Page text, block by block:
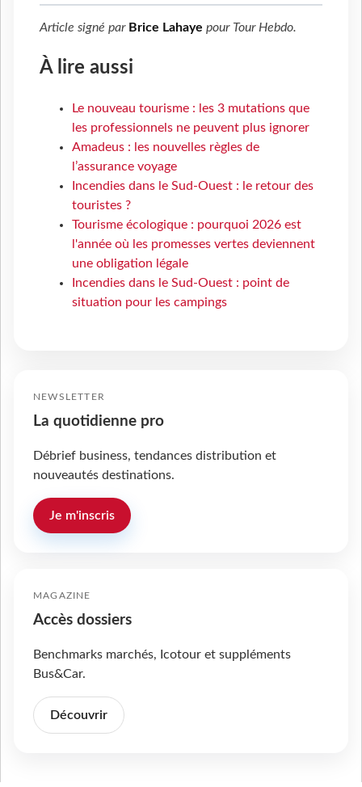
Article signé par Brice Lahaye pour Tour Hebdo.
À lire aussi
Le nouveau tourisme : les 3 mutations que
les professionnels ne peuvent plus ignorer
Amadeus : les nouvelles règles de
l’assurance voyage
Incendies dans le Sud-Ouest : le retour des
touristes ?
Tourisme écologique : pourquoi 2026 est
l'année où les promesses vertes deviennent
une obligation légale
Incendies dans le Sud-Ouest : point de
situation pour les campings
NEWSLETTER
La quotidienne pro
Débrief business, tendances distribution et
nouveautés destinations.
Je m'inscris
MAGAZINE
Accès dossiers
Benchmarks marchés, Icotour et suppléments
Bus&Car.
Découvrir